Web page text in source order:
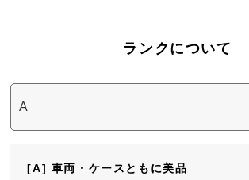
ランクについて
[A] 車両・ケースともに美品